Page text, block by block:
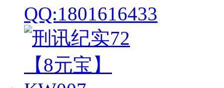
QQ:1801616433